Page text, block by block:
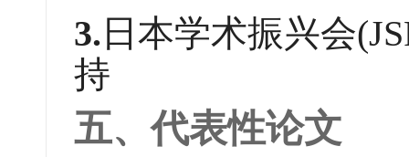
3. 日本学术振兴会
持
五、代表性论文